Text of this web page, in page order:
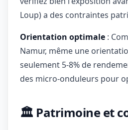
Loup) a des contraintes
Orientation optimale :
Namur, même une
seulement 5-8% de
des micro-onduleurs pour
🏛️ Patrimoine et